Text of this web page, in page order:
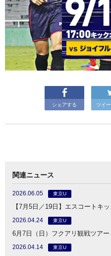
シェアする ツイ
関連ニュース
2026.06.05 東京U
【7月5日／19日】エスコートキ
2026.04.24 東京U
6月7日（日）フクアリ観戦ツア
2026.04.14 東京U